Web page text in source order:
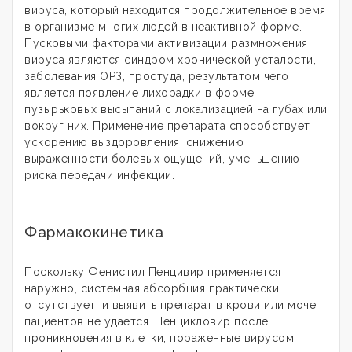
вируса, который находится продолжительное время
в организме многих людей в неактивной форме.
Пусковыми факторами активизации размножения
вируса являются синдром хронической усталости,
заболевания ОРЗ, простуда, результатом чего
является появление лихорадки в форме
пузырьковых высыпаний с локализацией на губах или
вокруг них. Применение препарата способствует
ускорению выздоровления, снижению
выраженности болевых ощущений, уменьшению
риска передачи инфекции.
Фармакокинетика
Поскольку Фенистил Пенцивир применяется
наружно, системная абсорбция практически
отсутствует, и выявить препарат в крови или моче
пациентов не удается. Пенцикловир после
проникновения в клетки, пораженные вирусом,